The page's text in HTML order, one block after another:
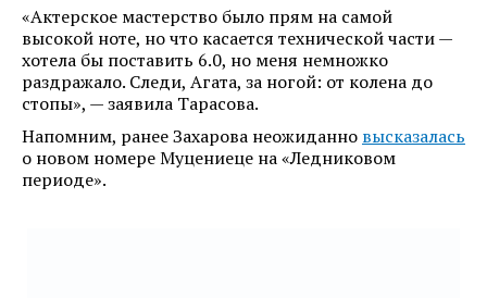
«Актерское мастерство было прям на самой
высокой ноте, но что касается технической части —
хотела бы поставить 6.0, но меня немножко
раздражало. Следи, Агата, за ногой: от колена до
стопы», — заявила Тарасова.
Напомним, ранее Захарова неожиданно высказалась
о новом номере Муцениеце на «Ледниковом
периоде».